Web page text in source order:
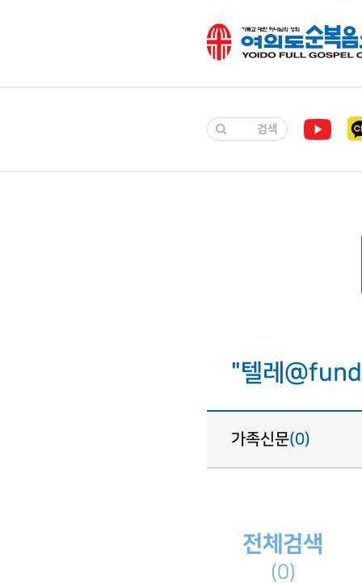
"텔레
가족신문(0)
전체검색
(0)